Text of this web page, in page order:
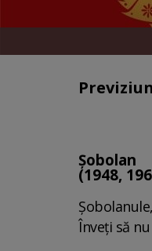
Șobolan
(1948,
Înveți să